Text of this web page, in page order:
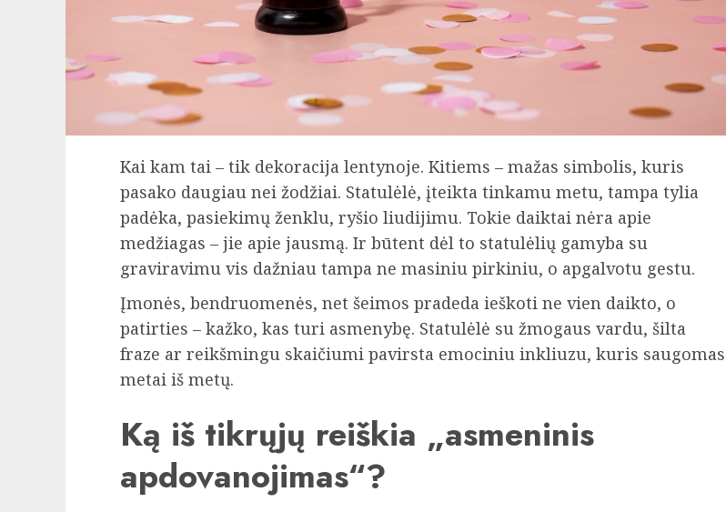
Kai kam tai – tik dekoracija lentynoje. Kitiems – mažas simbolis, kuris
pasako daugiau nei žodžiai. Statulėlė, įteikta tinkamu metu, tampa tylia
padėka, pasiekimų ženklu, ryšio liudijimu. Tokie daiktai nėra apie
medžiagas – jie apie jausmą. Ir būtent dėl to statulėlių gamyba su
graviravimu vis dažniau tampa ne masiniu pirkiniu, o apgalvotu gestu.
Įmonės, bendruomenės, net šeimos pradeda ieškoti ne vien daikto, o
patirties – kažko, kas turi asmenybę. Statulėlė su žmogaus vardu, šilta
fraze ar reikšmingu skaičiumi pavirsta emociniu inkliuzu, kuris saugomas
metai iš metų.
Ką iš tikrųjų reiškia „asmeninis
apdovanojimas“?